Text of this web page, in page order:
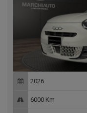
2026
6000 Km